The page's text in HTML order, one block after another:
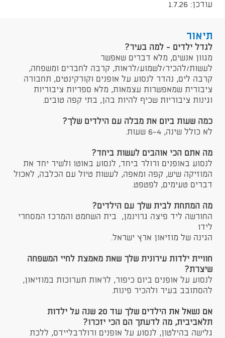
עודכן: 1.7.26
תיאור
​לגדל ילדים - למה בעיר?
מגוון אנשים, מלא דברים שאפשר
לעשות/להכיר/לשמוע/לראות, קרבה לחברים ומשפחה,
קרבה לים, נהדר לנסוע על אופנים וקורקינטים, תחבורה
ציבורית שמאפשרות עצמאות, מלא ספריות ציבוריות
וגינות ציבוריות שכיף להיות בהן, בתי קפה טובים.
כמה שעות ביום את מבלה עם הילדים שלך?
לא כולל שינה, 6-4 שעות.
מה אתם הכי אוהבים לעשות ביחד?
לנסוע באופנים ורולר ביחד, לנסוע באוטו ולשיר יחד את
המוזיקה שיש, קפה ומאפה, לעשות טיול עם הכלבה, לאכול
דברים טעימים, לפטפט.
מה המתחת לבית שלך עם הילדים?
החורשה ליד פיצה גרוינמן, בית השחמט והמרכז המסחרי
לידו
הגינה של מוזיאון ארץ ישראל.
חוויית ילדות עירונית שלך שאת מאמצת לחיי המשפחה
שיצרת?
לנסוע על אופנים ביום כיפור, לראות תערוכות במוזיאון,
להסתובב בעיר ולהכיר פינות.
אם נשאל את הילדים שלך עוד 20 שנה על ילדות
תלאביבית, מה לדעתך הם הכי יזכרו?
גלישה בהילטון, לנסוע על אופנים ורולרבליידס, ללכת